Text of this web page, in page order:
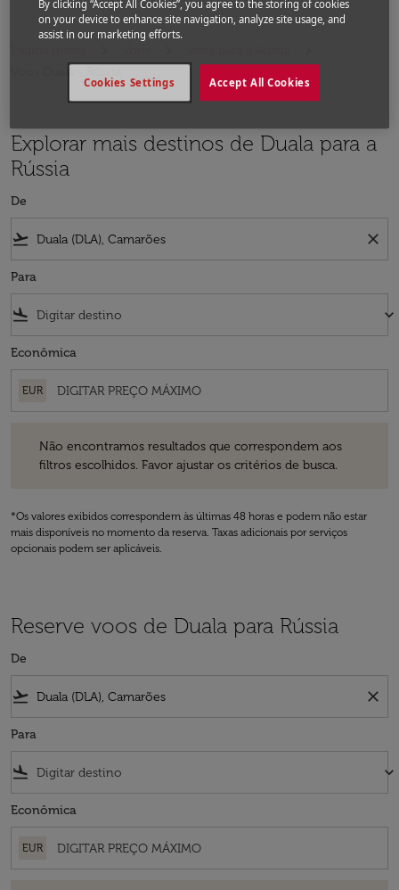
Explorar mais destinos de Duala para a
Rússia
De
flight_takeoff close
Para
flight_land keyboard_arrow_down
Econômica
EUR
Não encontramos resultados que correspondem aos
filtros escolhidos. Favor ajustar os critérios de busca.
*Os valores exibidos correspondem às últimas 48 horas e podem não estar
mais disponíveis no momento da reserva. Taxas adicionais por serviços
opcionais podem ser aplicáveis.
Reserve voos de Duala para Rússia
De
flight_takeoff close
Para
flight_land keyboard_arrow_down
Econômica
EUR
By clicking “Accept All Cookies”, you agree to the storing of cookies
on your device to enhance site navigation, analyze site usage, and
assist in our marketing efforts.
Accept All Cookies
Cookies Settings